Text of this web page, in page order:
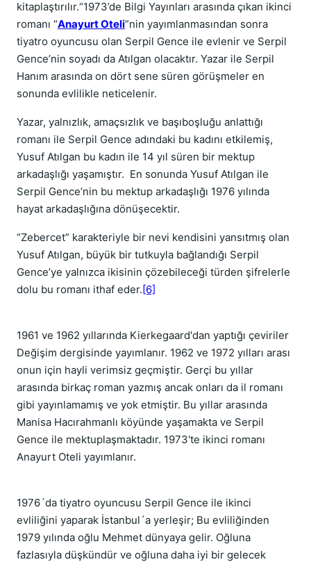
kitaplaştırılır.“1973’de Bilgi Yayınları arasında çıkan ikinci
romanı “Anayurt Oteli”nin yayımlanmasından sonra
tiyatro oyuncusu olan Serpil Gence ile evlenir ve Serpil
Gence’nin soyadı da Atılgan olacaktır. Yazar ile Serpil
Hanım arasında on dört sene süren görüşmeler en
sonunda evlilikle neticelenir.
Yazar, yalnızlık, amaçsızlık ve başıboşluğu anlattığı
romanı ile Serpil Gence adındaki bu kadını etkilemiş,
Yusuf Atılgan bu kadın ile 14 yıl süren bir mektup
arkadaşlığı yaşamıştır. En sonunda Yusuf Atılgan ile
Serpil Gence’nin bu mektup arkadaşlığı 1976 yılında
hayat arkadaşlığına dönüşecektir.
“Zebercet” karakteriyle bir nevi kendisini yansıtmış olan
Yusuf Atılgan, büyük bir tutkuyla bağlandığı Serpil
Gence’ye yalnızca ikisinin çözebileceği türden şifrelerle
dolu bu romanı ithaf eder.[6]
1961 ve 1962 yıllarında Kierkegaard'dan yaptığı çeviriler
Değişim dergisinde yayımlanır. 1962 ve 1972 yılları arası
onun için hayli verimsiz geçmiştir. Gerçi bu yıllar
arasında birkaç roman yazmış ancak onları da il romanı
gibi yayınlamamış ve yok etmiştir. Bu yıllar arasında
Manisa Hacırahmanlı köyünde yaşamakta ve Serpil
Gence ile mektuplaşmaktadır. 1973'te ikinci romanı
Anayurt Oteli yayımlanır.
1976´da tiyatro oyuncusu Serpil Gence ile ikinci
evliliğini yaparak İstanbul´a yerleşir; Bu evliliğinden
1979 yılında oğlu Mehmet dünyaya gelir. Oğluna
fazlasıyla düşkündür ve oğluna daha iyi bir gelecek